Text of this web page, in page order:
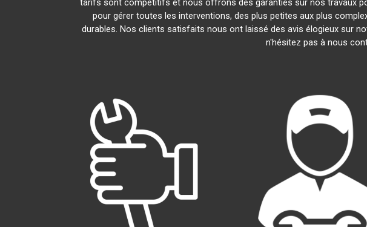
tarifs sont compétitifs et nous offrons des garanties sur nos travaux
pour gérer toutes les interventions, des plus petites aux plus
durables. Nos clients satisfaits nous ont laissé des avis élogieux sur
n'hésitez pas à nous